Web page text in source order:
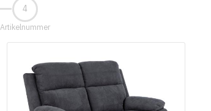
Artikelnummer